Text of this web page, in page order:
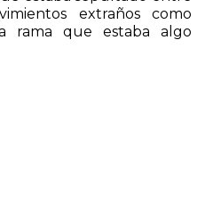
a un árbol, corrió unas
estaba sepultado entre
extraños como
rama que estaba algo